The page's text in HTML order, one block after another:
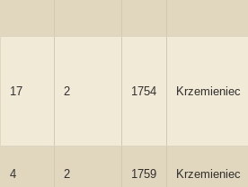
17 2 1754 Krzemieniec
4 2 1759 Krzemieniec